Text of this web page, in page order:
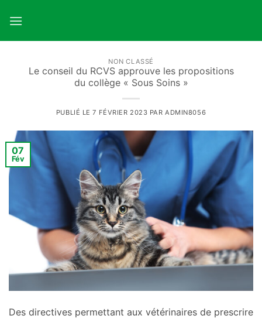
NON CLASSÉ
Le conseil du RCVS approuve les propositions
du collège « Sous Soins »
PUBLIÉ LE7 FÉVRIER 2023 PARADMIN8056
07
Fév
Des directives permettant aux vétérinaires de prescrire